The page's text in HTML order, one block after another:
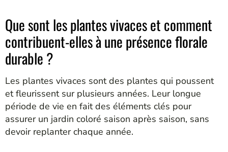
Que sont les plantes vivaces et comment
contribuent-elles à une présence florale
durable ?
Les plantes vivaces sont des plantes qui poussent
et fleurissent sur plusieurs années. Leur longue
période de vie en fait des éléments clés pour
assurer un jardin coloré saison après saison, sans
devoir replanter chaque année.